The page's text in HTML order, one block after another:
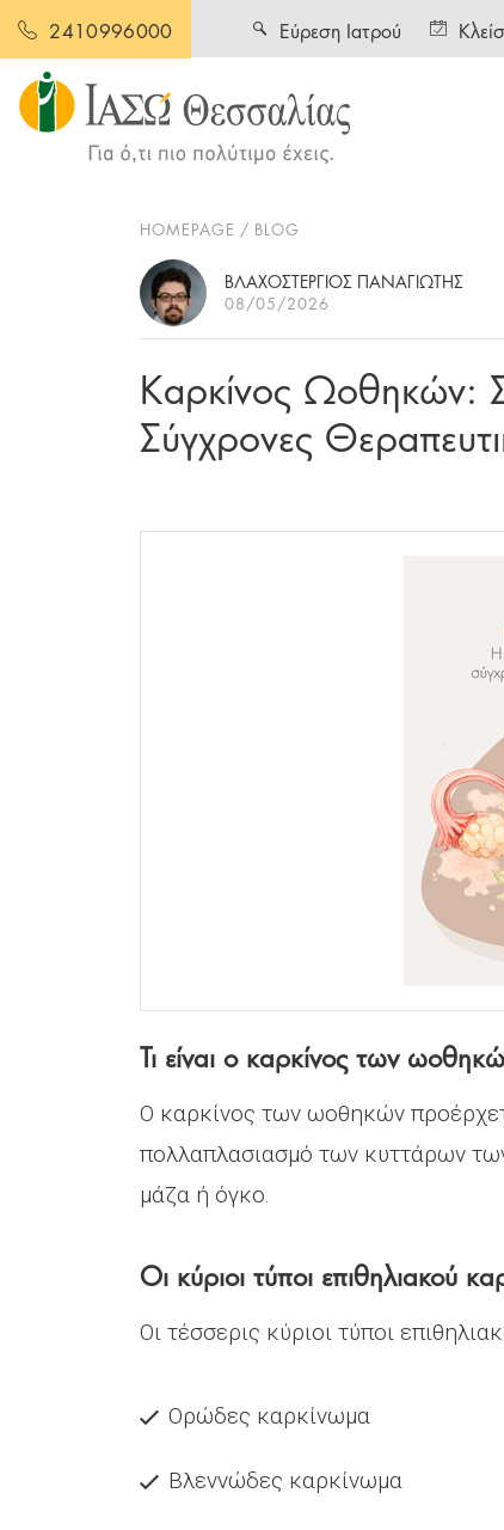
2410996000 Εύρεση Ιατρού
HOMEPAGE BLOG
ΒΛΑΧΟΣΤΕΡΓΙΟΣ ΠΑΝΑΓΙΩΤΗΣ
08/05/2026
Καρκίνος Ωοθηκών:
Σύγχρονες
Τι είναι ο καρκίνος των
Ο καρκίνος των ωοθηκών
πολλαπλασιασμό των κυττάρων
μάζα ή όγκο.
Οι κύριοι τύποι επιθηλιακού
Οι τέσσερις κύριοι τύποι
Ορώδες καρκίνωμα
Βλεννώδες καρκίνωμα